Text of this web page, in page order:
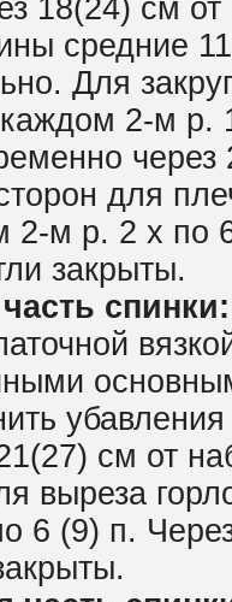
18(24) см от
средние
Для
2-м р.
через
для
2-м р. 2 х по
закрыты.
спинки:
см от
выреза
6 (9) п.